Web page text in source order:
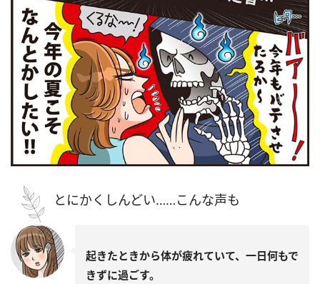
とにかくしんどい……こんな声も
起きたときから体が疲れていて、一日何もで
きずに過ごす。